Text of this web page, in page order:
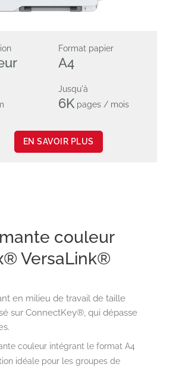
Format papier
A4
Jusqu'à
6K pages / mois
EN SAVOIR PLUS
couleur
VersaLink®
en milieu de travail de taille
sur ConnectKey®, qui dépasse
couleur intégrant le format A4
idéale pour les groupes de